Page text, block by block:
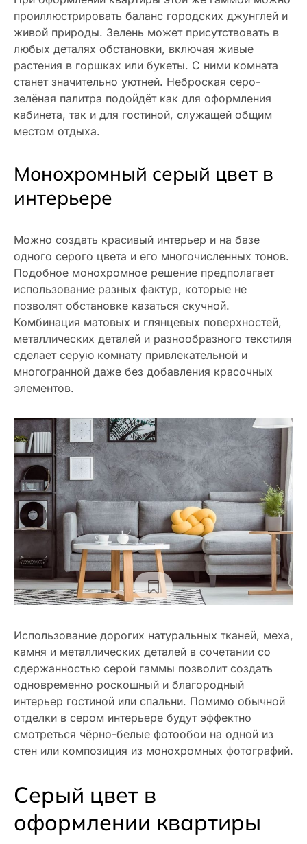
проиллюстрировать баланс городских джунглей и
живой природы. Зелень может присутствовать в
любых деталях обстановки, включая живые
растения в горшках или букеты. С ними комната
станет значительно уютней. Неброская серо-
зелёная палитра подойдёт как для оформления
кабинета, так и для гостиной, служащей общим
местом отдыха.
Монохромный серый цвет в
интерьере
Можно создать красивый интерьер и на базе
одного серого цвета и его многочисленных тонов.
Подобное монохромное решение предполагает
использование разных фактур, которые не
позволят обстановке казаться скучной.
Комбинация матовых и глянцевых поверхностей,
металлических деталей и разнообразного текстиля
сделает серую комнату привлекательной и
многогранной даже без добавления красочных
элементов.
Использование дорогих натуральных тканей, меха,
камня и металлических деталей в сочетании со
сдержанностью серой гаммы позволит создать
одновременно роскошный и благородный
интерьер гостиной или спальни. Помимо обычной
отделки в сером интерьере будут эффектно
смотреться чёрно-белые фотообои на одной из
стен или композиция из монохромных фотографий.
Серый цвет в
оформлении квартиры